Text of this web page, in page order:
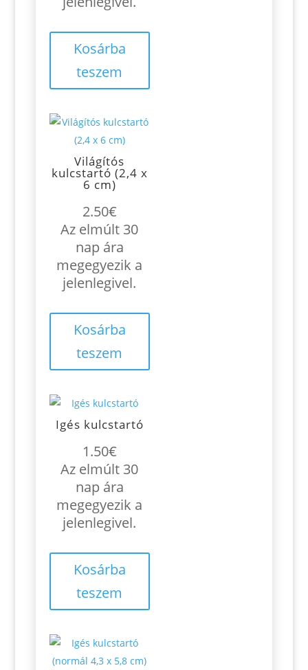
Kosárba
teszem
Világítós
kulcstartó (2,4 x
6 cm)
2.50€
Az elmúlt 30
nap ára
megegyezik a
jelenlegivel.
Kosárba
teszem
Igés kulcstartó
1.50€
Az elmúlt 30
nap ára
megegyezik a
jelenlegivel.
Kosárba
teszem